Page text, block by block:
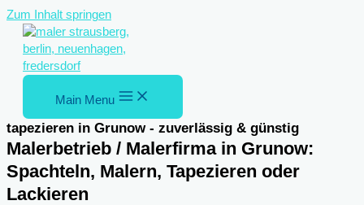
Zum Inhalt springen
Main Menu
tapezieren in Grunow - zuverlässig & günstig
Malerbetrieb / Malerfirma in Grunow:
Spachteln, Malern, Tapezieren oder
Lackieren